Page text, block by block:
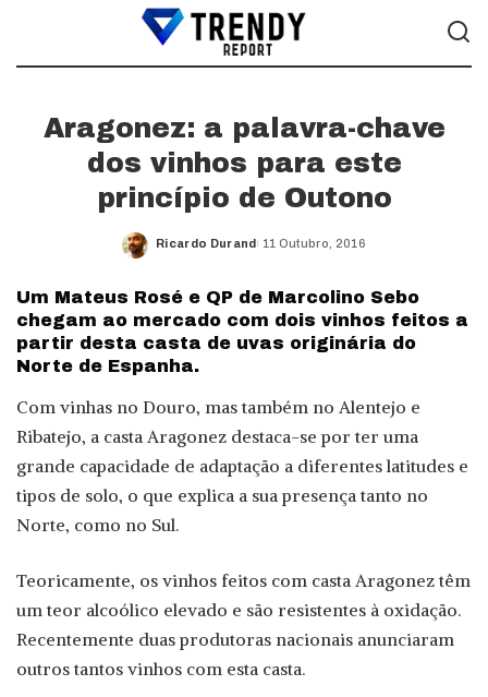
Aragonez: a palavra-chave
dos vinhos para este
princípio de Outono
Posted
Ricardo Durand 11 Outubro, 2016
Um Mateus Rosé e QP de Marcolino Sebo
chegam ao mercado com dois vinhos feitos a
partir desta casta de uvas originária do
Norte de Espanha.
Com vinhas no Douro, mas também no Alentejo e
Ribatejo, a casta Aragonez destaca-se por ter uma
grande capacidade de adaptação a diferentes latitudes e
tipos de solo, o que explica a sua presença tanto no
Norte, como no Sul.
Teoricamente, os vinhos feitos com casta Aragonez têm
um teor alcoólico elevado e são resistentes à oxidação.
Recentemente duas produtoras nacionais anunciaram
outros tantos vinhos com esta casta.